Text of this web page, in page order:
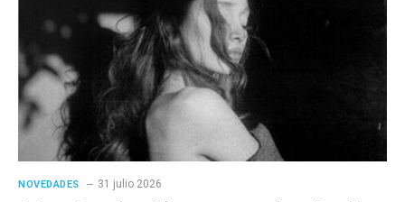
NOVEDADES 31 julio 2026